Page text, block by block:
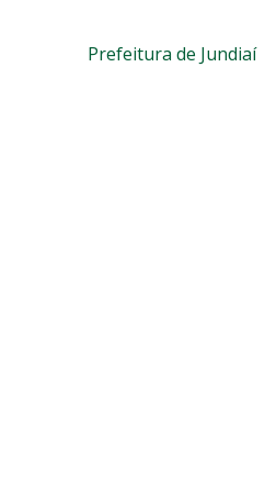
Prefeitura de Jundiaí